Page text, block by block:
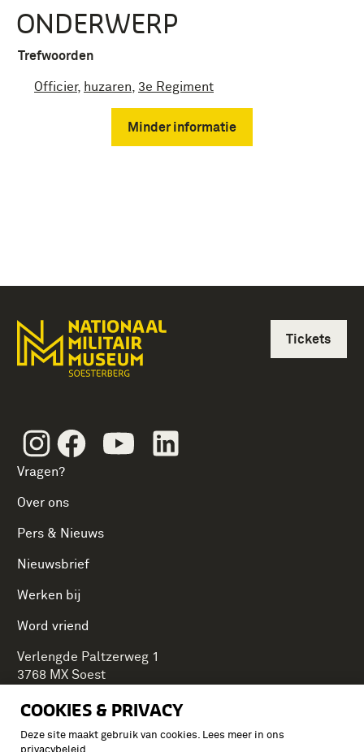
COOKIES & PRIVACY
Deze site maakt gebruik van cookies. Lees meer in ons
ONDERWERP
Trefwoorden
Officier, huzaren 3e Regiment
Minder informatie
InstagramFacebookYoutube
Vragen?
Over ons
Pers & Nieuws
Nieuwsbrief
Werken bij
Word vriend
Tickets
Verlengde Paltzerweg 1
3768 MX Soest
Onderdeel van Stichting Koninklijke Defensiemusea,